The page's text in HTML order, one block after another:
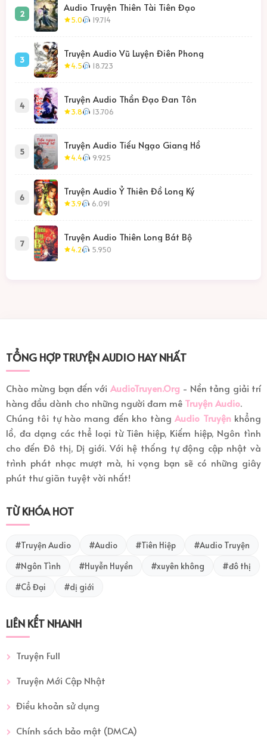
2
Audio Truyện Thiên Tài Tiên Đạo
5.0 19.714
3
Truyện Audio Vũ Luyện Điên Phong
4.5 18.723
4
Truyện Audio Thần Đạo Đan Tôn
3.8 13.706
5
Truyện Audio Tiếu Ngạo Giang Hồ
4.4 9.925
6
Truyện Audio Ỷ Thiên Đồ Long Ký
3.9 6.091
7
Truyện Audio Thiên Long Bát Bộ
4.2 5.950
TỔNG HỢP TRUYỆN AUDIO HAY NHẤT
Chào mừng bạn đến với AudioTruyen.Org- Nền tảng giải trí
hàng đầu dành cho những người đam mê Truyện Audio.
Chúng tôi tự hào mang đến kho tàngAudio Truyệnkhổng
lồ, đa dạng các thể loại từ Tiên hiệp, Kiếm hiệp, Ngôn tình
cho đến Đô thị, Dị giới. Với hệ thống tự động cập nhật và
trình phát nhạc mượt mà, hi vọng bạn sẽ có những giây
phút thư giãn tuyệt vời nhất!
TỪ KHÓA HOT
#Truyện Audio #Audio #Tiên Hiệp
#Audio Truyện
#Ngôn Tình
#Huyễn Huyền #xuyên không
#đô thị
#Cổ Đại
#dị giới
LIÊN KẾT NHANH
Truyện Full
Truyện Mới Cập Nhật
Điều khoản sử dụng
Chính sách bảo mật (DMCA)